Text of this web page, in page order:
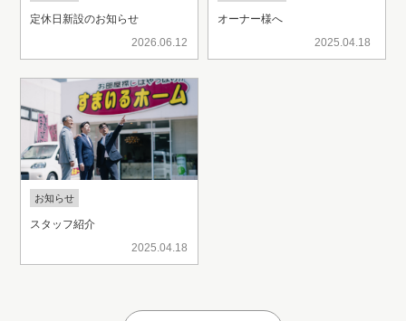
定休日新設のお知らせ
2026.06.12
オーナー様へ
2025.04.18
お知らせ
スタッフ紹介
2025.04.18